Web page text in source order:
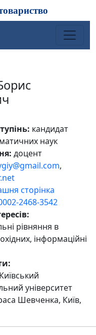
кандидат
наук
доцент
,
сторінка
2468-3542
рівняння в
інформаційні
університет
Шевченка, Київ,